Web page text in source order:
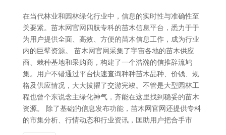
在当代林业和园林绿化行业中，信息的实时性与准确性至
关要紧。苗木网官网四肢专科的苗木信息平台，悉力于于
为用户提供全面、高效、方便的苗木信息工作，成为行业
内的巨擘资源。 苗木网官网采集了宇宙各地的苗木供应
商、栽种基地和采购商，构建了一个浩瀚的信推辞流鸠
集。用户不错通过平台快速查询种种苗木品种、价钱、规
格及供应情况，大大拔擢了交游完竣。不管是大型园林工
程也曾个东说念主绿化神气，齐能在这里找到稳妥的苗木
资源。 除了基础的信息发布功能，苗木网官网还提供专科
的市集分析、行情动态和行业资讯，匡助用户把合手市